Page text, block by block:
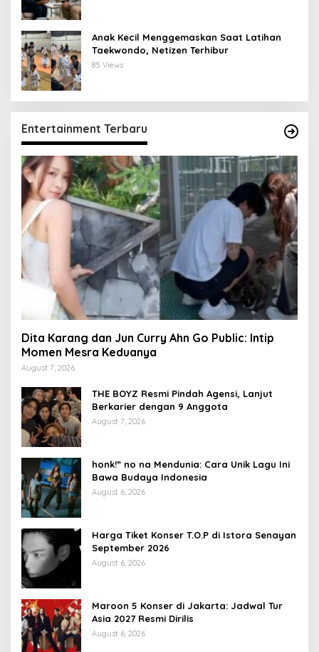
Anak Kecil Menggemaskan Saat Latihan
Taekwondo, Netizen Terhibur
85 Views
Entertainment Terbaru
Dita Karang dan Jun Curry Ahn Go Public: Intip
Momen Mesra Keduanya
August 7, 2026
THE BOYZ Resmi Pindah Agensi, Lanjut
Berkarier dengan 9 Anggota
August 7, 2026
honk!” no na Mendunia: Cara Unik Lagu Ini
Bawa Budaya Indonesia
August 6, 2026
Harga Tiket Konser T.O.P di Istora Senayan
September 2026
August 6, 2026
Maroon 5 Konser di Jakarta: Jadwal Tur
Asia 2027 Resmi Dirilis
August 6, 2026